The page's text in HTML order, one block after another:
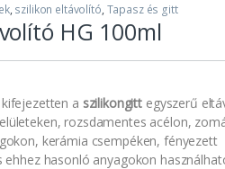
, szilikon eltávolító, Tapasz és gitt
HG 100ml
a szilikongitt egyszerű
rozsdamentes acélon,
kerámia csempéken, fényezett
hasonló anyagokon